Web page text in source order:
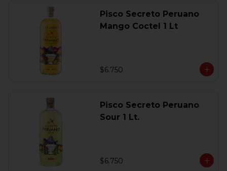
Pisco Secreto Peruano
Mango Coctel 1 Lt
$6.750
Pisco Secreto Peruano
Sour 1 Lt.
$6.750